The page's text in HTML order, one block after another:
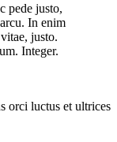
pede justo,
In enim
justo.
Integer.
orci luctus et ultrices